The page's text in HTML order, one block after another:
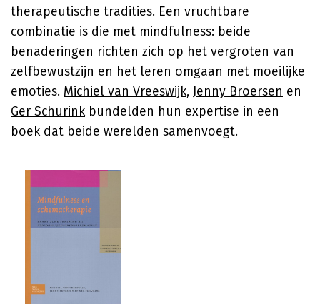
therapeutische tradities. Een vruchtbare
combinatie is die met mindfulness: beide
benaderingen richten zich op het vergroten van
zelfbewustzijn en het leren omgaan met moeilijke
emoties. Michiel van Vreeswijk, Jenny Broersen en
Ger Schurinkbundelden hun expertise in een
boek dat beide werelden samenvoegt.